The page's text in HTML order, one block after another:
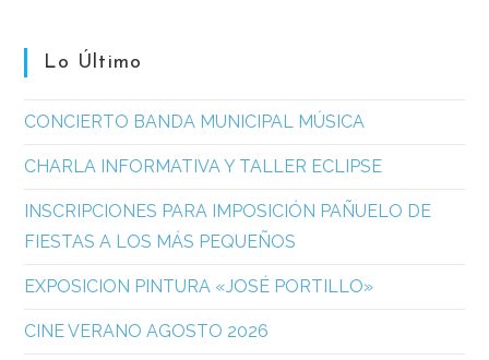
Lo Último
CONCIERTO BANDA MUNICIPAL MÚSICA
CHARLA INFORMATIVA Y TALLER ECLIPSE
INSCRIPCIONES PARA IMPOSICIÓN PAÑUELO DE
FIESTAS A LOS MÁS PEQUEÑOS
EXPOSICION PINTURA «JOSÉ PORTILLO»
CINE VERANO AGOSTO 2026